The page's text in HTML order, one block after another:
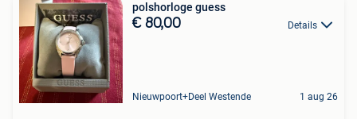
polshorloge guess
€ 80,00 Details
Nieuwpoort+Deel Westende 1 aug 26